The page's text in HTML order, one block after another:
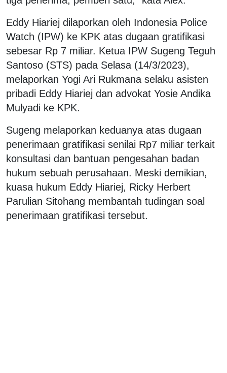
Eddy Hiariej dilaporkan oleh Indonesia Police
Watch (IPW) ke KPK atas dugaan gratifikasi
sebesar Rp 7 miliar. Ketua IPW Sugeng Teguh
Santoso (STS) pada Selasa (14/3/2023),
melaporkan Yogi Ari Rukmana selaku asisten
pribadi Eddy Hiariej dan advokat Yosie Andika
Mulyadi ke KPK.
Sugeng melaporkan keduanya atas dugaan
penerimaan gratifikasi senilai Rp7 miliar terkait
konsultasi dan bantuan pengesahan badan
hukum sebuah perusahaan. Meski demikian,
kuasa hukum Eddy Hiariej, Ricky Herbert
Parulian Sitohang membantah tudingan soal
penerimaan gratifikasi tersebut.